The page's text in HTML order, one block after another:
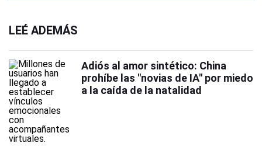
LEÉ ADEMÁS
Adiós al amor sintético: China
prohíbe las "novias de IA" por miedo
a la caída de la natalidad